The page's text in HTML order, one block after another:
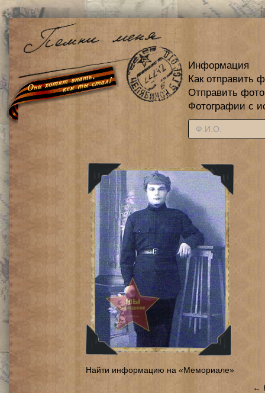
Информация
Как отправить
Отправить
Фотографии с
Найти информацию на «Мемориале»
←